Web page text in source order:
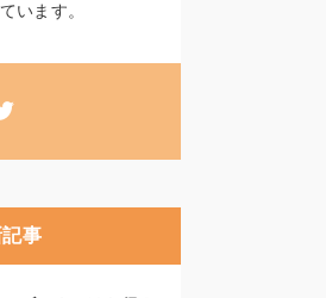
います。
事